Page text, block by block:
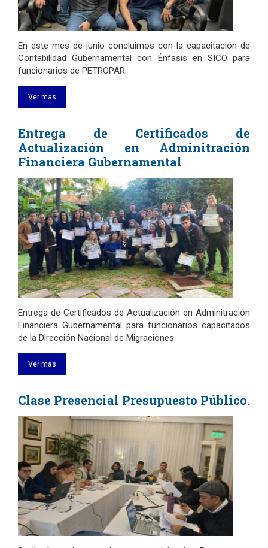
En este mes de junio concluimos con la capacitación de
Contabilidad Gubernamental con Énfasis en SICO para
funcionarios de PETROPAR.
Ver mas
Entrega de Certificados de
Actualización en Adminitración
Financiera Gubernamental
Entrega de Certificados de Actualización en Adminitración
Financiera Gubernamental para funcionarios capacitados
de la Dirección Nacional de Migraciones
Ver mas
Clase Presencial Presupuesto Público.